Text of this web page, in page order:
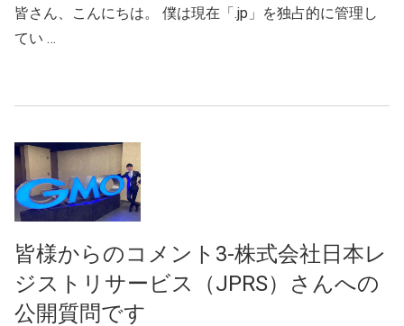
皆さん、こんにちは。 僕は現在「.jp」を独占的に管理し
てい …
皆様からのコメント3-株式会社日本レ
ジストリサービス（JPRS）さんへの
公開質問です